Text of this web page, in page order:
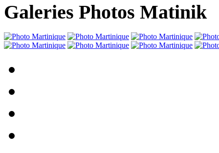
Galeries Photos Matinik